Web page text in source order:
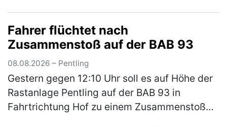
(mehr)
Fahrer flüchtet nach
Zusammenstoß auf der BAB 93
08.08.2026 – Pentling
Gestern gegen 12:10 Uhr soll es auf Höhe der
Rastanlage Pentling auf der BAB 93 in
Fahrtrichtung Hof zu einem Zusammenstoß